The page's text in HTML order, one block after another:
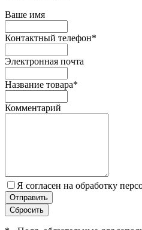
Ваше имя
Контактный телефон*
Электронная почта
Название товара*
Комментарий
Я согласен на обработку